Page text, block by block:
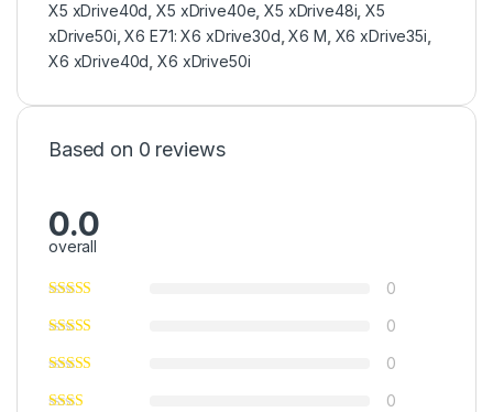
X5 xDrive40d ,X5 xDrive40e ,X5 xDrive48i ,X5
xDrive50i ,X6 E71: X6 xDrive30d ,X6 M X6 xDrive35i
X6 xDrive40d ,X6 xDrive50i
Based on 0 reviews
0.0
overall
0
0
0
0